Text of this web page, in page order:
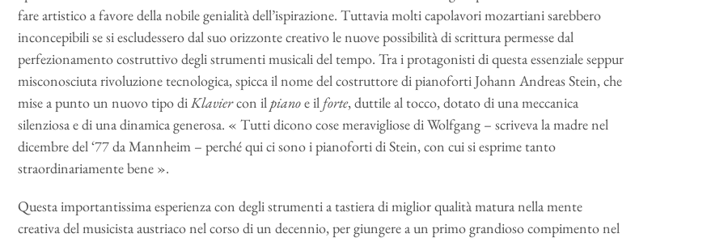
fare artistico a favore della nobile genialità dell’ispirazione. Tuttavia molti capolavori mozartiani sarebbero
inconcepibili se si escludessero dal suo orizzonte creativo le nuove possibilità di scrittura permesse dal
perfezionamento costruttivo degli strumenti musicali del tempo. Tra i protagonisti di questa essenziale seppur
misconosciuta rivoluzione tecnologica, spicca il nome del costruttore di pianoforti Johann Andreas Stein, che
mise a punto un nuovo tipo diKlaviercon ilpianoe il forte, duttile al tocco, dotato di una meccanica
silenziosa e di una dinamica generosa. « Tutti dicono cose meravigliose di Wolfgang – scriveva la madre nel
dicembre del ‘77 da Mannheim – perché qui ci sono i pianoforti di Stein, con cui si esprime tanto
straordinariamente bene ».
Questa importantissima esperienza con degli strumenti a tastiera di miglior qualità matura nella mente
creativa del musicista austriaco nel corso di un decennio, per giungere a un primo grandioso compimento nel